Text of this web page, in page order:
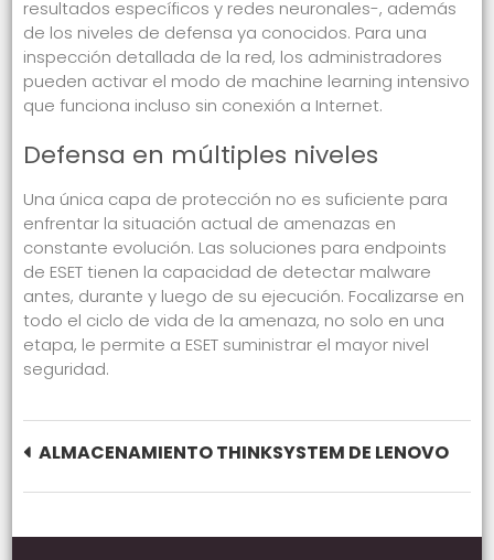
resultados específicos y redes neuronales-, además
de los niveles de defensa ya conocidos. Para una
inspección detallada de la red, los administradores
pueden activar el modo de machine learning intensivo
que funciona incluso sin conexión a Internet.
Defensa en múltiples niveles
Una única capa de protección no es suficiente para
enfrentar la situación actual de amenazas en
constante evolución. Las soluciones para endpoints
de ESET tienen la capacidad de detectar malware
antes, durante y luego de su ejecución. Focalizarse en
todo el ciclo de vida de la amenaza, no solo en una
etapa, le permite a ESET suministrar el mayor nivel
seguridad.
Post navigation
ALMACENAMIENTO THINKSYSTEM DE LENOVO